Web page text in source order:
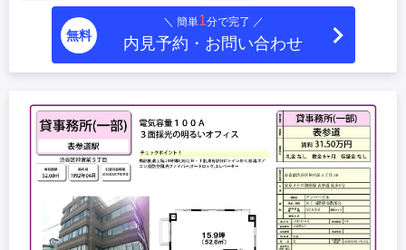
無料
＼ 簡単1分で完了 ／
内見予約・お問い合わせ